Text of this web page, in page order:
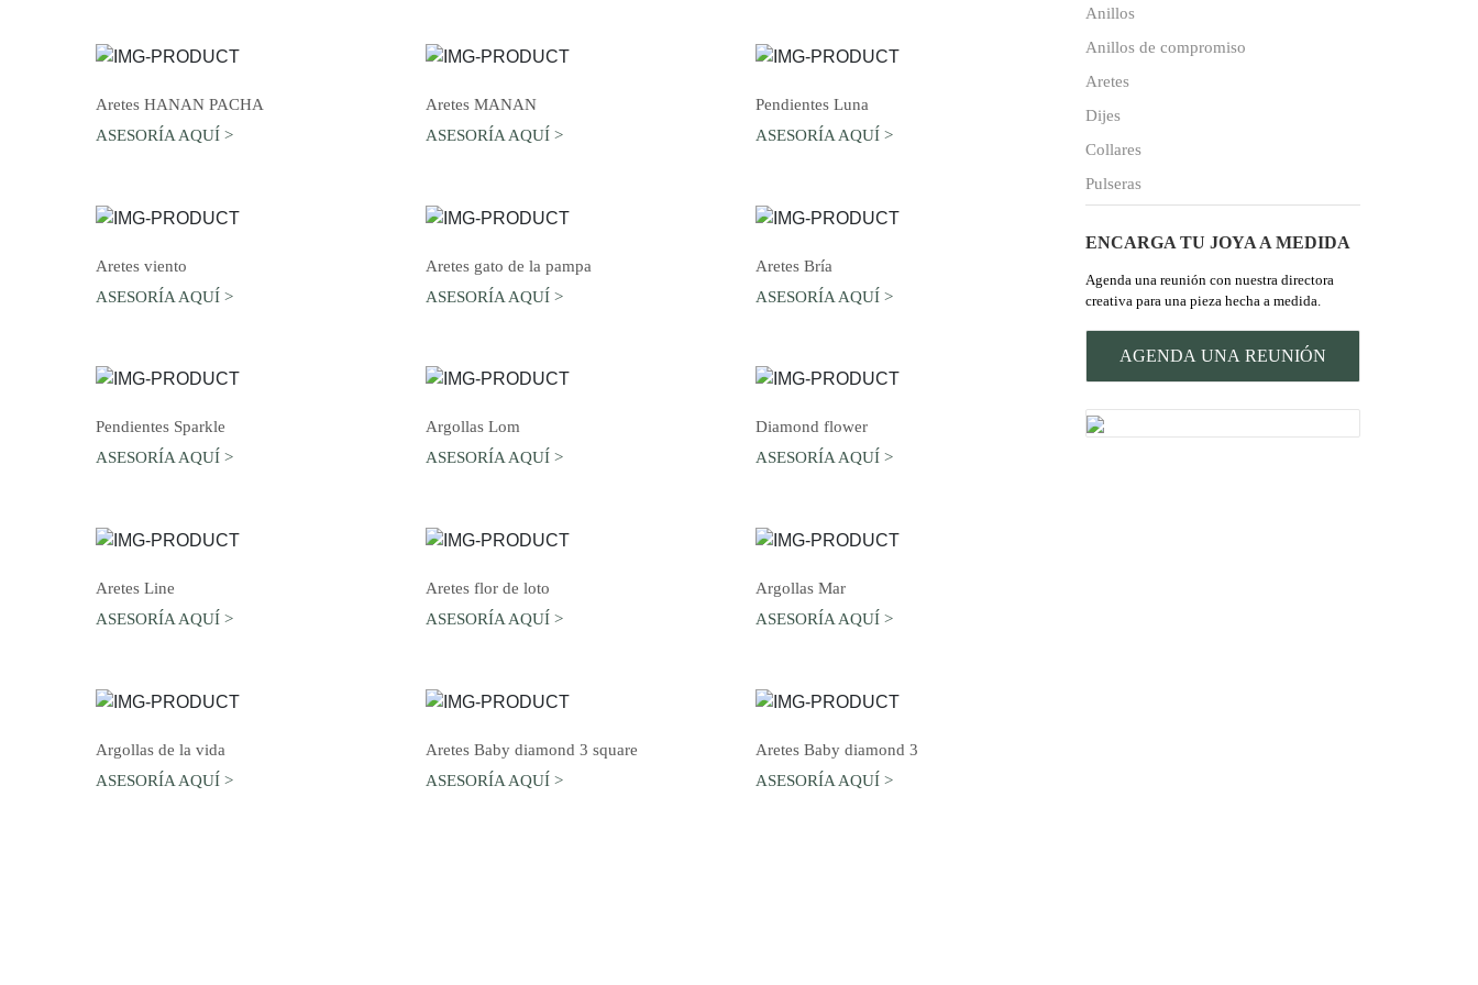
AGREGAR AL CARRO
Aretes HANAN PACHA
ASESORÍA AQUÍ >
AGREGAR AL CARRO
Aretes MANAN
ASESORÍA AQUÍ >
AGREGAR AL CARRO
Pendientes Luna
ASESORÍA AQUÍ >
AGREGAR AL CARRO
Aretes viento
ASESORÍA AQUÍ >
AGREGAR AL CARRO
Aretes gato de la pampa
ASESORÍA AQUÍ >
Aretes Bría
ASESORÍA AQUÍ >
AGREGAR AL CARRO
Pendientes Sparkle
ASESORÍA AQUÍ >
Argollas Lom
ASESORÍA AQUÍ >
Diamond flower
ASESORÍA AQUÍ >
Aretes Line
ASESORÍA AQUÍ >
AGREGAR AL CARRO
Aretes flor de loto
ASESORÍA AQUÍ >
Argollas Mar
ASESORÍA AQUÍ >
AGREGAR AL CARRO
Argollas de la vida
ASESORÍA AQUÍ >
AGREGAR AL CARRO
Aretes Baby diamond 3 square
ASESORÍA AQUÍ >
AGREGAR AL CARRO
Aretes Baby diamond 3
ASESORÍA AQUÍ >
Anillos
Anillos de compromiso
Aretes
Dijes
Collares
Pulseras
ENCARGA TU JOYA A MEDIDA
Agenda una reunión con nuestra directora
creativa para una pieza hecha a medida.
AGENDA UNA REUNIÓN